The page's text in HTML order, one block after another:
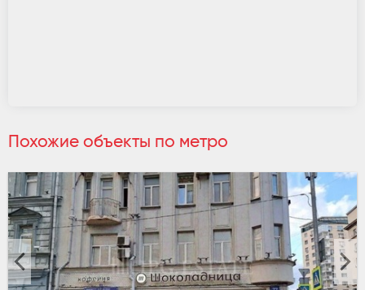
Похожие объекты по метро